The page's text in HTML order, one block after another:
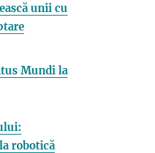
unii cu
Mundi la
robotică